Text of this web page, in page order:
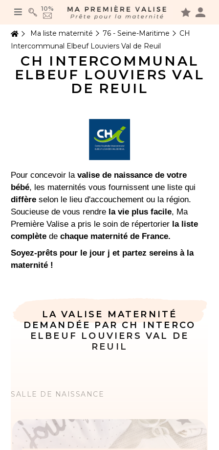
10%
Ma liste maternité 76 - Seine-Maritime
CH
Intercommunal Elbeuf Louviers Val de Reuil
CH INTERCOMMUNAL
ELBEUF LOUVIERS VAL
DE REUIL
Pour concevoir lavalise de naissance de votre
bébé, les maternités vous fournissent une liste qui
diffère selon le lieu d'accouchement ou la région.
Soucieuse de vous rendre la vie plus facile, Ma
Première Valise a pris le soin de répertorier la liste
complète dechaque maternité de France.
Soyez-prêts pour le jour j et partez sereins à la
maternité !
LA VALISE MATERNITÉ
DEMANDÉE PAR CH INTERCO
ELBEUF LOUVIERS VAL DE
REUIL
SALLE DE NAISSANCE
Panneau de gestion des cookies